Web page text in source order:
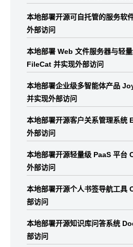
本地部署开源可自托管的服务软
外部访问
本地部署 Web 文件服务器与轻
FileCat 并实现外部访问
本地部署企业级多智能体产品
并实现外部访问
本地部署开源客户关系管理系统
外部访问
本地部署开源轻量级 PaaS 平台
外部访问
本地部署开源个人书签导航工具
部访问
本地部署开源知识库问答系统
部访问